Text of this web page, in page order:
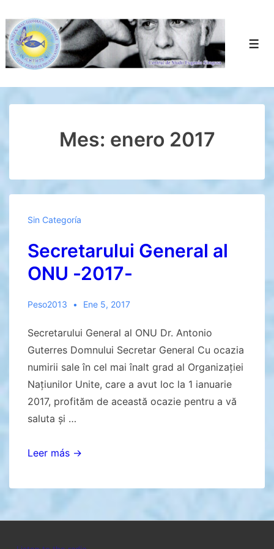
Saltar
al
contenido
Mes: enero 2017
Sin Categoría
Secretarului General al
ONU -2017-
Peso2013 Ene 5, 2017
Secretarului General al ONU Dr. Antonio
Guterres Domnului Secretar General Cu ocazia
numirii sale în cel mai înalt grad al Organizației
Națiunilor Unite, care a avut loc la 1 ianuarie
2017, profităm de această ocazie pentru a vă
saluta și …
Secretarului
al
-2017-
Leer más →